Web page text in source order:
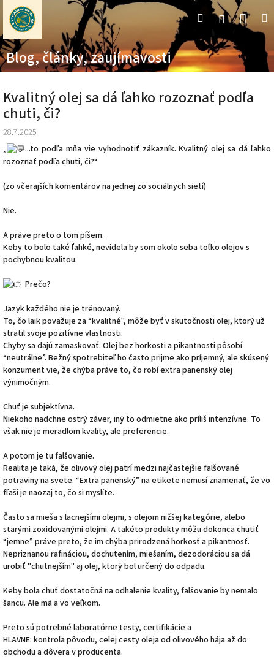
Prejsť
obsah
HľadaťPrihlásenie
Blog, články, zaujímavosti
Kvalitný olej sa dá ľahko rozoznať podľa
chuti, či?
28.7.2025
„
...to podľa mňa vie vyhodnotiť zákazník. Kvalitný olej sa dá ľahko
rozoznať podľa chuti, či?“
(zo včerajších komentárov na jednej zo sociálnych sietí)
Nie.
A práve preto o tom píšem.
Keby to bolo také ľahké, nevidela by som okolo seba toľko olejov s
pochybnou kvalitou.
Prečo?
Jazyk každého nie je trénovaný.
To, čo laik považuje za “kvalitné", môže byť v skutočnosti olej, ktorý už
stratil svoje pozitívne vlastnosti.
Chyby sa dajú zamaskovať. Olej bez horkosti a pikantnosti pôsobí
“neutrálne”. Bežný spotrebiteľ ho často prijme ako príjemný, ale skúsený
konzument vie, že chýba práve to, čo robí extra panenský olej
výnimočným.
Chuť je subjektívna.
Niekoho nadchne ostrý záver, iný to odmietne ako príliš intenzívne. To
však nie je meradlom kvality, ale preferencie.
A potom je tu falšovanie.
Realita je taká, že olivový olej patrí medzi najčastejšie falšované
potraviny na svete. “Extra panenský” na etikete nemusí znamenať, že vo
fľaši je naozaj to, čo si myslíte.
Často sa mieša s lacnejšími olejmi, s olejom nižšej kategórie, alebo
starými zoxidovanými olejmi. A takéto produkty môžu dokonca chutiť
“jemne” práve preto, že im chýba prirodzená horkosť a pikantnosť.
Nepriznanou rafináciou, dochutením, miešaním, dezodoráciou sa dá
urobiť "chutnejším" aj olej, ktorý bol určený do odpadu.
Keby bola chuť dostatočná na odhalenie kvality, falšovanie by nemalo
šancu. Ale má a vo veľkom.
Preto sú potrebné laboratórne testy, certifikácie a
HLAVNE: kontrola pôvodu, celej cesty oleja od olivového hája až do
obchodu a dôvera v producenta.